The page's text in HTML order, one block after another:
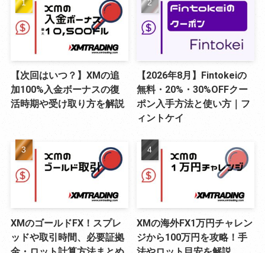
【次回はいつ？】XMの追
加100%入金ボーナスの復
活時期や受け取り方を解説
【2026年8月】Fintokeiの
無料・20%・30%OFFクー
ポン入手方法と使い方｜フ
ィントケイ
XMのゴールドFX！スプレ
ッドや取引時間、必要証拠
XMの海外FX1万円チャレン
ジから100万円を攻略！手